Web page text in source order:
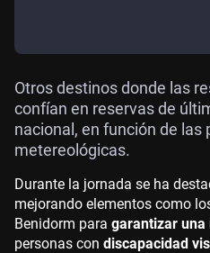
Otros destinos donde las
confían en reservas de
nacional, en función de las
metereológicas.
Durante la jornada se ha
mejorando elementos como
Benidorm para garantizar una
personas con discapacidad